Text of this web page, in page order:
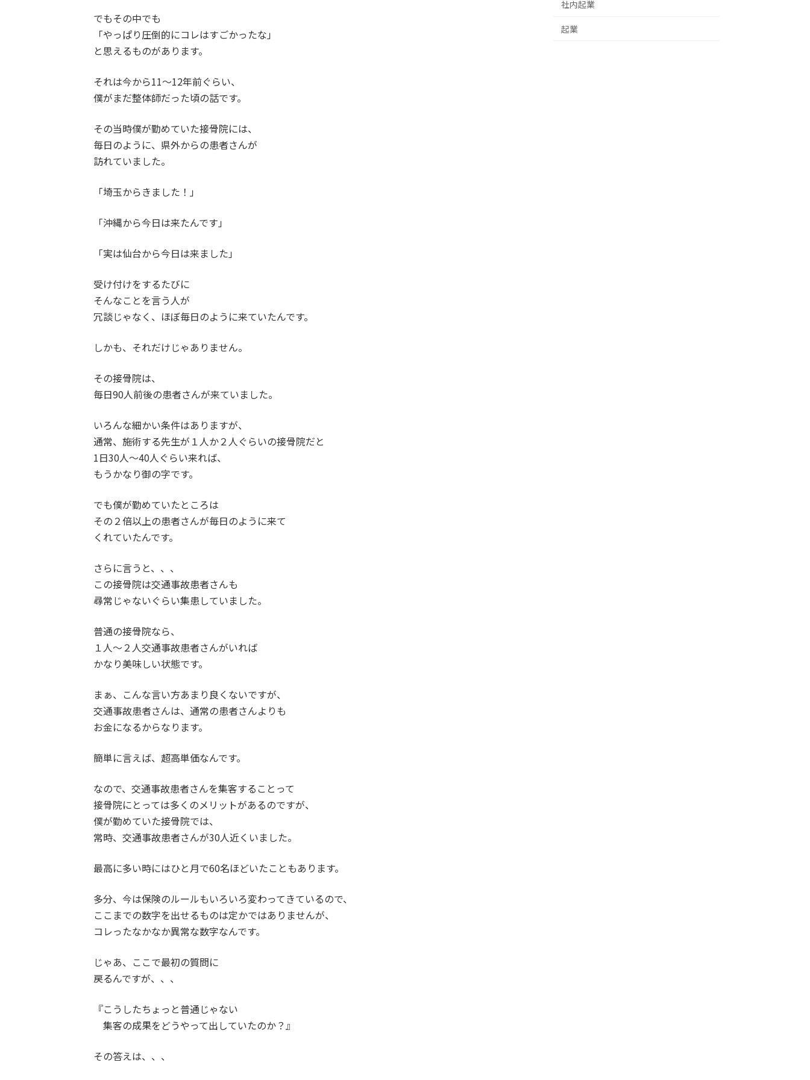
でもその中でも
「やっぱり圧倒的にコレはすごかったな」
と思えるものがあります。
それは今から11〜12年前ぐらい、
僕がまだ整体師だった頃の話です。
その当時僕が勤めていた接骨院には、
毎日のように、県外からの患者さんが
訪れていました。
「埼玉からきました！」
「沖縄から今日は来たんです」
「実は仙台から今日は来ました」
受け付けをするたびに
そんなことを言う人が
冗談じゃなく、ほぼ毎日のように来ていたんです。
しかも、それだけじゃありません。
その接骨院は、
毎日90人前後の患者さんが来ていました。
いろんな細かい条件はありますが、
通常、施術する先生が１人か２人ぐらいの接骨院だと
1日30人〜40人ぐらい来れば、
もうかなり御の字です。
でも僕が勤めていたところは
その２倍以上の患者さんが毎日のように来て
くれていたんです。
さらに言うと、、、
この接骨院は交通事故患者さんも
尋常じゃないぐらい集患していました。
普通の接骨院なら、
１人〜２人交通事故患者さんがいれば
かなり美味しい状態です。
まぁ、こんな言い方あまり良くないですが、
交通事故患者さんは、通常の患者さんよりも
お金になるからなります。
簡単に言えば、超高単価なんです。
なので、交通事故患者さんを集客することって
接骨院にとっては多くのメリットがあるのですが、
僕が勤めていた接骨院では、
常時、交通事故患者さんが30人近くいました。
最高に多い時にはひと月で60名ほどいたこともあります。
多分、今は保険のルールもいろいろ変わってきているので、
ここまでの数字を出せるものは定かではありませんが、
コレったなかなか異常な数字なんです。
じゃあ、ここで最初の質問に
戻るんですが、、、
『こうしたちょっと普通じゃない
集客の成果をどうやって出していたのか？』
その答えは、、、
社内起業
起業